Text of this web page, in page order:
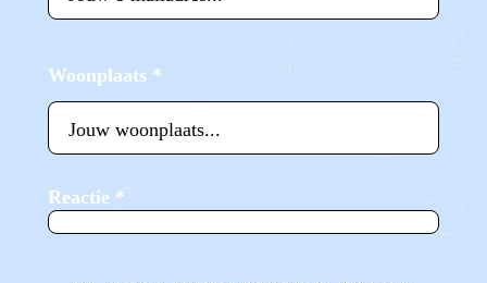
Woonplaats *
Reactie *